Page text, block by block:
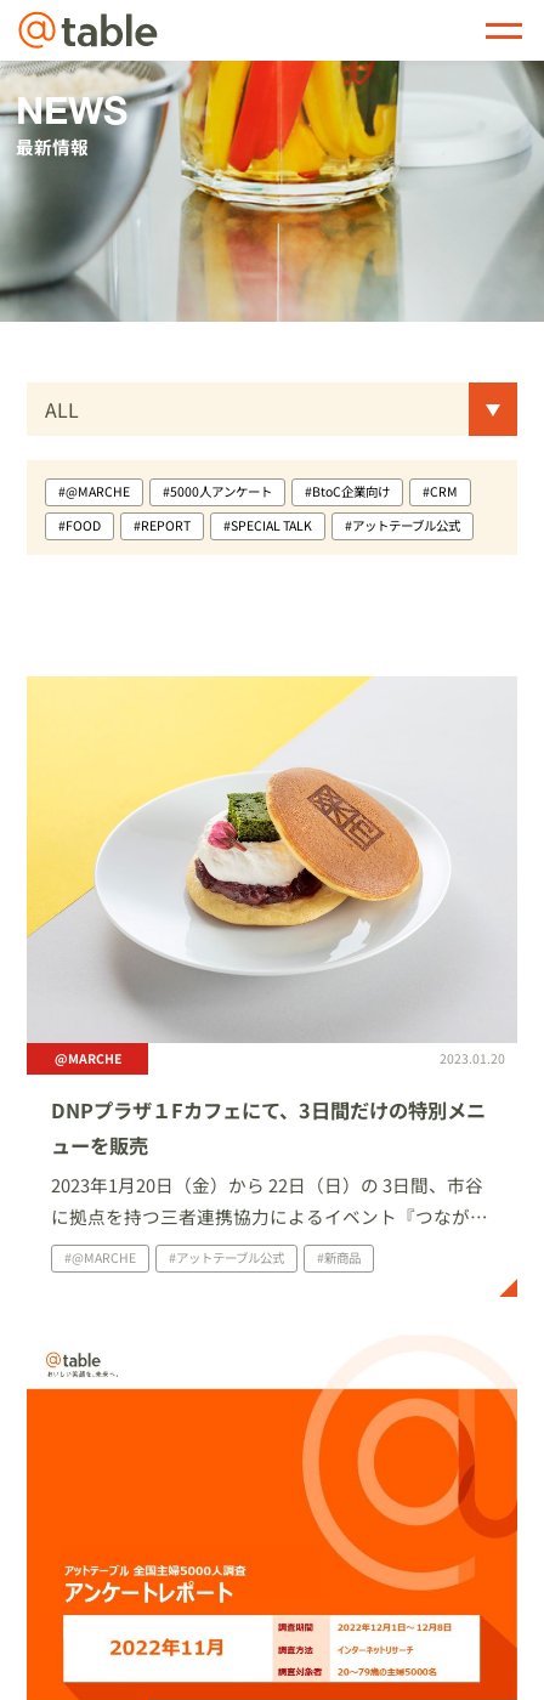
NEWS
最新情報
#@MARCHE #5000人アンケート #BtoC企業向け
#CRM
#FOOD
#REPORT #SPECIAL TALK
#アットテーブル公式
#アンケート
#ギフトパネル #サポート
#セミナー
@MARCHE 2023.01.20
DNPプラザ１Fカフェにて、3日間だけの特別メニ
ューを販売
2023年1月20日（金）から 22日（日）の 3日間、市谷
に拠点を持つ三者連携協力によるイベント『つながる
楽しい楽市』にて、限定メニューの生どら焼きを販売
いたします。
#@MARCHE #アットテーブル公式 #新商品